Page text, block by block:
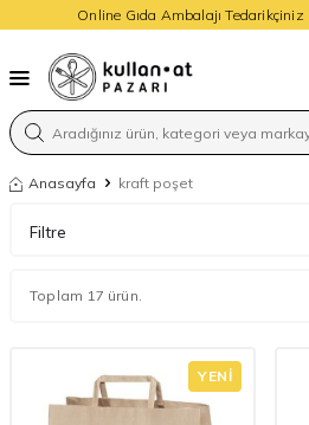
Online Gıda Ambalajı Tedarikçiniz
Anasayfa kraft poşet
Filtre
Toplam 17 ürün.
YENI